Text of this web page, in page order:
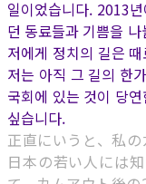
일이었습니다. 2013
던 동료들과 기쁨을
저에게 정치의 길은
저는 아직 그 길의 한
국회에 있는 것이 당
싶습니다.
正直にいうと、私
日本の若い人には